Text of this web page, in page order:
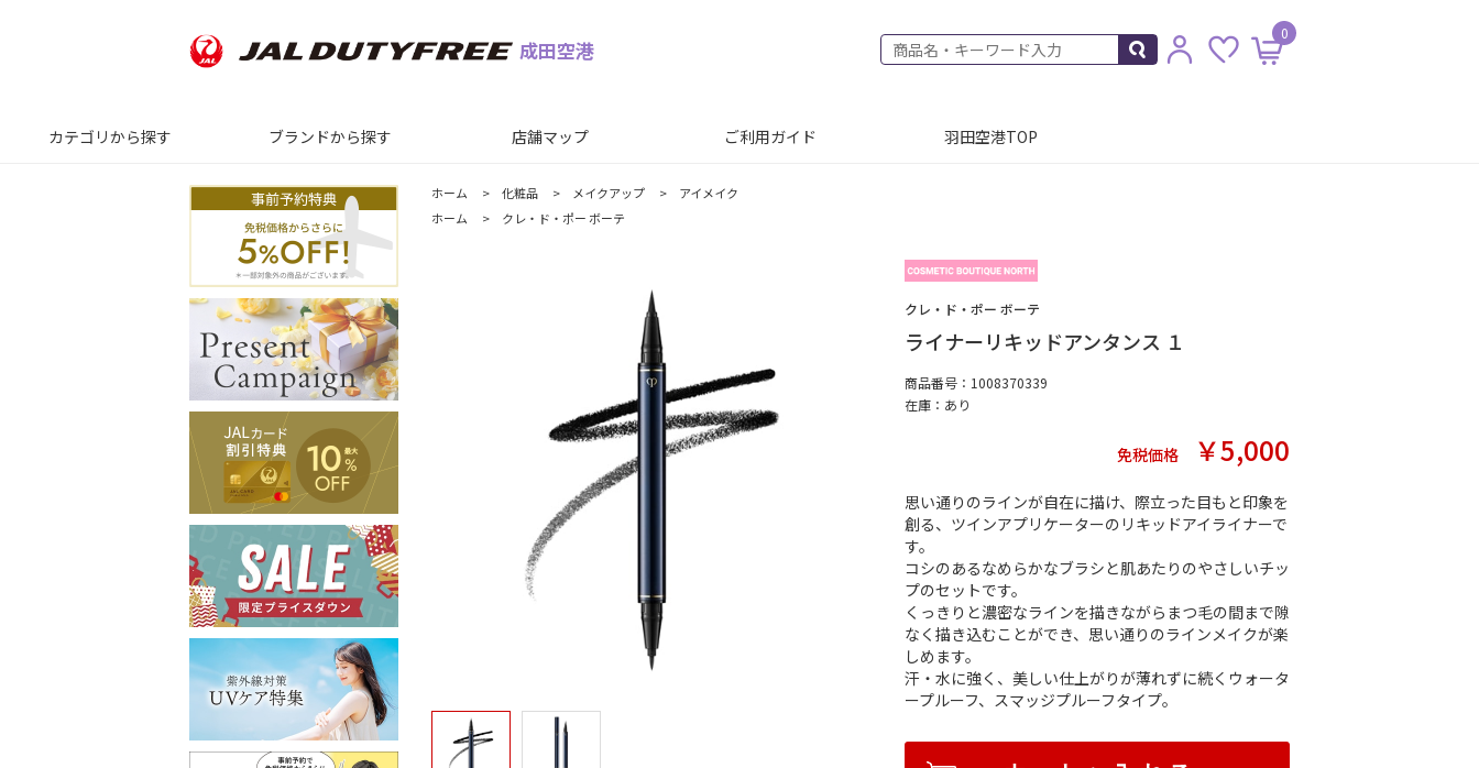
成田空港
0
カテゴリから探す ブランドから探す 店舗マップ ご利用ガイド 羽田空港TOP
ホーム > 化粧品 > メイクアップ >
アイメイク
ホーム
> クレ・ド・ポー ボーテ
クレ・ド・ポー ボーテ
ライナーリキッドアンタンス １
商品番号：1008370339
在庫： あり
免税価格 ￥5,000
思い通りのラインが自在に描け、際立った目もと印象を
創る、ツインアプリケーターのリキッドアイライナーで
す。
コシのあるなめらかなブラシと肌あたりのやさしいチッ
プのセットです。
くっきりと濃密なラインを描きながらまつ毛の間まで隙
なく描き込むことができ、思い通りのラインメイクが楽
しめます。
汗・水に強く、美しい仕上がりが薄れずに続くウォータ
ープルーフ、スマッジプルーフタイプ。